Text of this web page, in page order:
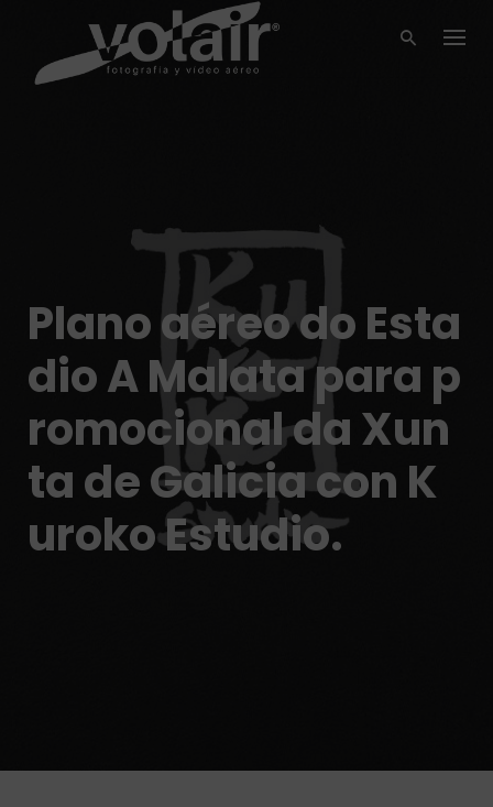
content
Plano aéreo do Esta
dio A Malata para p
romocional da Xun
ta de Galicia con K
uroko Estudio.